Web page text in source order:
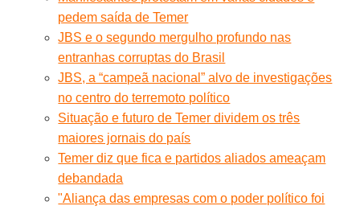
pedem saída de Temer
JBS e o segundo mergulho profundo nas
entranhas corruptas do Brasil
JBS, a “campeã nacional” alvo de investigações
no centro do terremoto político
Situação e futuro de Temer dividem os três
maiores jornais do país
Temer diz que fica e partidos aliados ameaçam
debandada
"Aliança das empresas com o poder político foi